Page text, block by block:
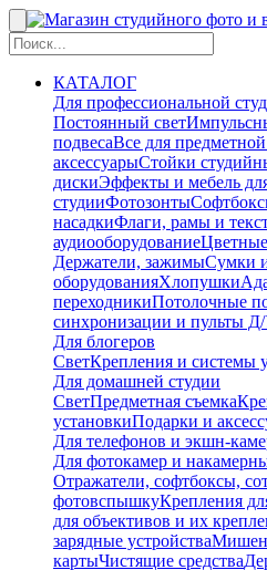
КАТАЛОГ
Для профессиональной
Постоянный свет
подвесаВсе для
аксессуарыСтойки
дискиЭффекты и мебель
студииФотозонты
насадкиФлаги, рамы и
аудиооборудование
Держатели, зажимыСумки
оборудованияХлопушки
переходникиПотолочные
синхронизации и пульты
Для блогеров
СветКрепления и системы
Для домашней студии
СветПредметная съемка
установкиПодарки и
Для телефонов и экшн-
Для фотокамер и
Отражатели, софтбоксы,
фотовспышкуКрепления
для объективов и их
зарядные устройства
картыЧистящие средства